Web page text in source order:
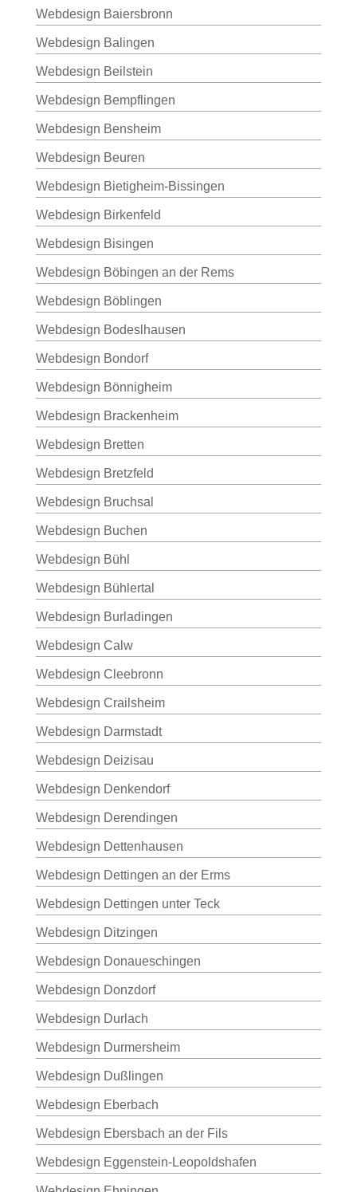
Webdesign Baiersbronn
Webdesign Balingen
Webdesign Beilstein
Webdesign Bempflingen
Webdesign Bensheim
Webdesign Beuren
Webdesign Bietigheim-Bissingen
Webdesign Birkenfeld
Webdesign Bisingen
Webdesign Böbingen an der Rems
Webdesign Böblingen
Webdesign Bodeslhausen
Webdesign Bondorf
Webdesign Bönnigheim
Webdesign Brackenheim
Webdesign Bretten
Webdesign Bretzfeld
Webdesign Bruchsal
Webdesign Buchen
Webdesign Bühl
Webdesign Bühlertal
Webdesign Burladingen
Webdesign Calw
Webdesign Cleebronn
Webdesign Crailsheim
Webdesign Darmstadt
Webdesign Deizisau
Webdesign Denkendorf
Webdesign Derendingen
Webdesign Dettenhausen
Webdesign Dettingen an der Erms
Webdesign Dettingen unter Teck
Webdesign Ditzingen
Webdesign Donaueschingen
Webdesign Donzdorf
Webdesign Durlach
Webdesign Durmersheim
Webdesign Dußlingen
Webdesign Eberbach
Webdesign Ebersbach an der Fils
Webdesign Eggenstein-Leopoldshafen